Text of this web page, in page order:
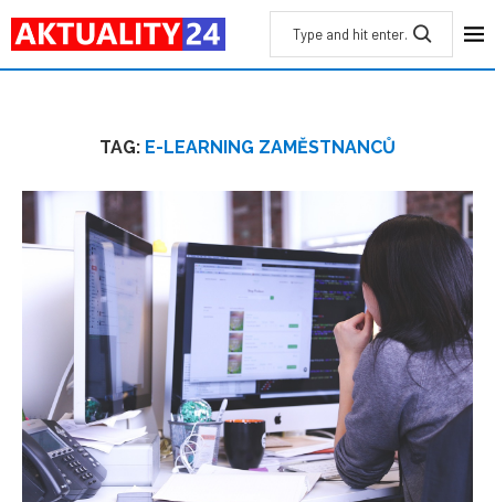
TAG: E-LEARNING ZAMĚSTNANCŮ